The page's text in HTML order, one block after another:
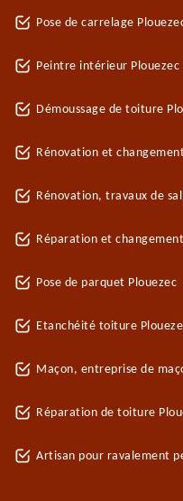
Pose de carrelage
Peintre intérieur Plouezec
Démoussage de toiture
Rénovation et
Rénovation, travaux de
Réparation et
Pose de parquet Plouezec
Etanchéité toiture
Maçon, entreprise de
Réparation de toiture
Artisan pour ravalement